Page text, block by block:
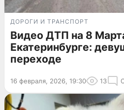
ДОРОГИ И ТРАНСПОРТ
Видео ДТП на 8
Екатеринбурге:
переходе
16 февраля, 2026, 19:30 13